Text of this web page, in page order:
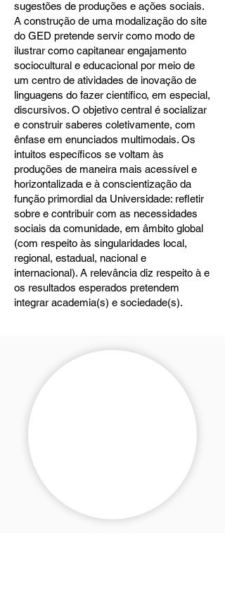
sugestões de produções e ações sociais.
A construção de uma modalização do site
do GED pretende servir como modo de
ilustrar como capitanear engajamento
sociocultural e educacional por meio de
um centro de atividades de inovação de
linguagens do fazer científico, em especial,
discursivos. O objetivo central é socializar
e construir saberes coletivamente, com
ênfase em enunciados multimodais. Os
intuitos específicos se voltam às
produções de maneira mais acessível e
horizontalizada e à conscientização da
função primordial da Universidade: refletir
sobre e contribuir com as necessidades
sociais da comunidade, em âmbito global
(com respeito às singularidades local,
regional, estadual, nacional e
internacional). A relevância diz respeito à e
os resultados esperados pretendem
integrar academia(s) e sociedade(s).